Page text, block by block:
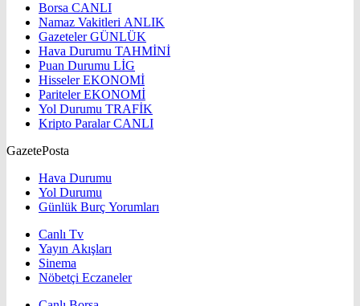
Borsa CANLI
Namaz Vakitleri ANLIK
GazetelerGÜNLÜK
Hava Durumu TAHMİNİ
Puan Durumu LİG
HisselerEKONOMİ
ParitelerEKONOMİ
Yol Durumu TRAFİK
Kripto ParalarCANLI
GazetePosta
Hava Durumu
Yol Durumu
Günlük Burç Yorumları
Canlı Tv
Yayın Akışları
Sinema
Nöbetçi Eczaneler